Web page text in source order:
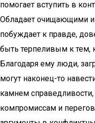
помогает вступить в
Обладает очищающими
побуждает к правде,
быть терпеливым к тем,
Благодаря ему люди,
могут наконец-то
камнем
компромиссам и